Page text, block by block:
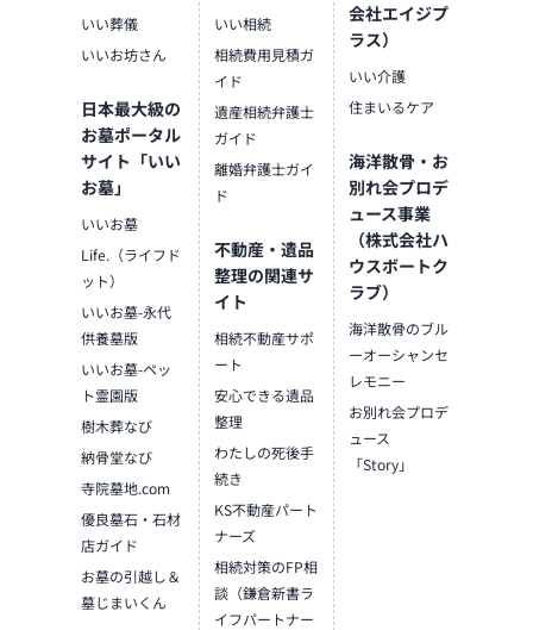
いい葬儀
いいお坊さん
日本最大級の
お墓ポータル
サイト「いい
お墓」
いいお墓
Life.（ライフド
ット）
いいお墓-永代
供養墓版
いいお墓-ペッ
ト霊園版
樹木葬なび
納骨堂なび
寺院墓地.com
優良墓石・石材
店ガイド
お墓の引越し＆
墓じまいくん
いい相続
相続費用見積ガ
イド
遺産相続弁護士
ガイド
離婚弁護士ガイ
ド
不動産・遺品
整理の関連サ
イト
相続不動産サポ
ート
安心できる遺品
整理
わたしの死後手
続き
KS不動産パート
ナーズ
相続対策のFP相
談（鎌倉新書ラ
イフパートナー
会社エイジプ
ラス）
いい介護
住まいるケア
海洋散骨・お
別れ会プロデ
ュース事業
（株式会社ハ
ウスボートク
ラブ）
海洋散骨のブル
ーオーシャンセ
レモニー
お別れ会プロデ
ュース
「Story」